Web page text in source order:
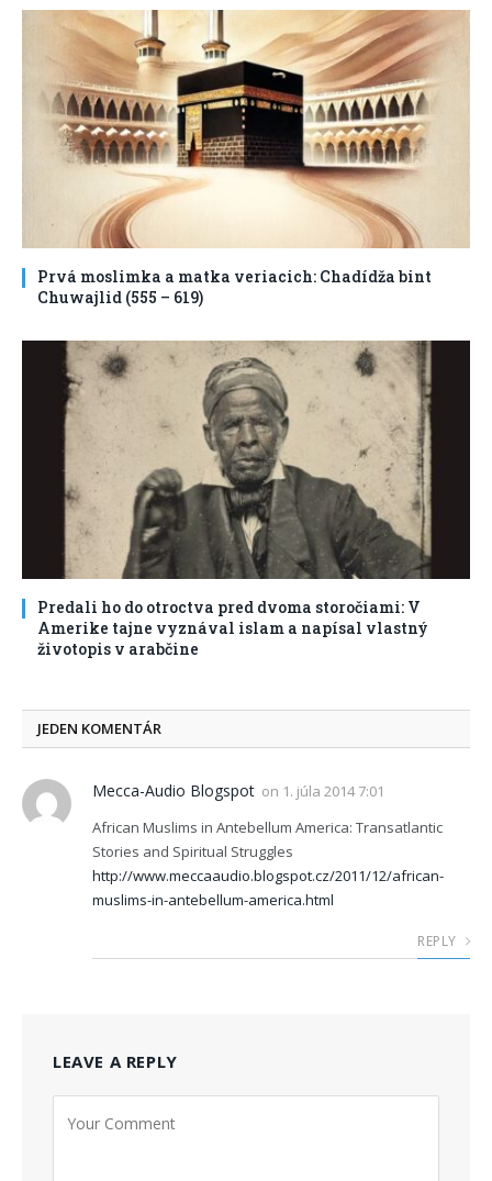
Prvá moslimka a matka veriacich: Chadídža bint
Chuwajlid (555 – 619)
Predali ho do otroctva pred dvoma storočiami: V
Amerike tajne vyznával islam a napísal vlastný
životopis v arabčine
JEDEN KOMENTÁR
Mecca-Audio Blogspot on 1. júla 2014 7:01
African Muslims in Antebellum America: Transatlantic
Stories and Spiritual Struggles
http://www.meccaaudio.blogspot.cz/2011/12/african-
muslims-in-antebellum-america.html
REPLY
LEAVE A REPLY